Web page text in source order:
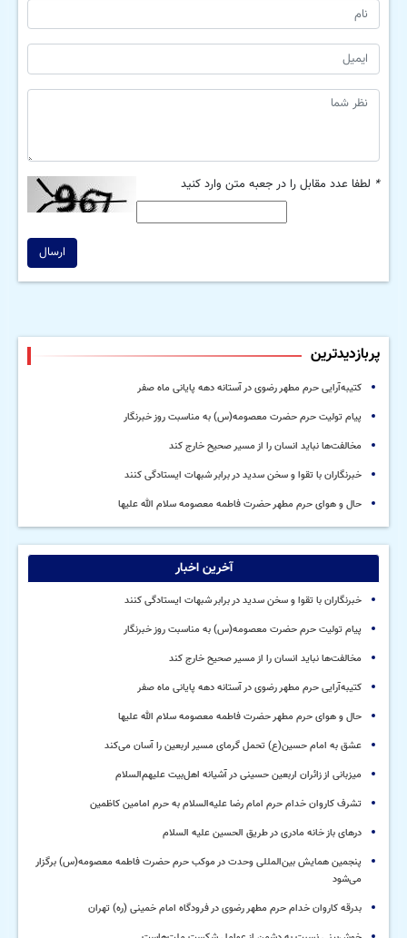
* لطفا عدد مقابل را در جعبه متن وارد کنید
ارسال
پربازدیدترین
کتیبه‌آرایی حرم مطهر رضوی در آستانه دهه پایانی ماه صفر
پیام تولیت حرم حضرت معصومه(س) به مناسبت روز خبرنگار
مخالفت‌ها نباید انسان را از مسیر صحیح خارج کند
خبرنگاران با تقوا و سخن سدید در برابر شبهات ایستادگی کنند
حال و هوای حرم مطهر حضرت فاطمه معصومه سلام الله علیها
آخرین اخبار
خبرنگاران با تقوا و سخن سدید در برابر شبهات ایستادگی کنند
پیام تولیت حرم حضرت معصومه(س) به مناسبت روز خبرنگار
مخالفت‌ها نباید انسان را از مسیر صحیح خارج کند
کتیبه‌آرایی حرم مطهر رضوی در آستانه دهه پایانی ماه صفر
حال و هوای حرم مطهر حضرت فاطمه معصومه سلام الله علیها
عشق به امام حسین(ع) تحمل گرمای مسیر اربعین را آسان می‌کند
میزبانی از زائران اربعین حسینی در آشیانه اهل‌بیت علیهم‌السلام
تشرف کاروان خدام حرم امام رضا علیه‌السلام به حرم امامین کاظمین
درهای باز خانه مادری در طریق الحسین علیه السلام
پنجمین همایش بین‌المللی وحدت در موکب حرم حضرت فاطمه معصومه(س) برگزار
می‌شود
بدرقه کاروان خدام حرم مطهر رضوی در فرودگاه امام خمینی (ره) تهران